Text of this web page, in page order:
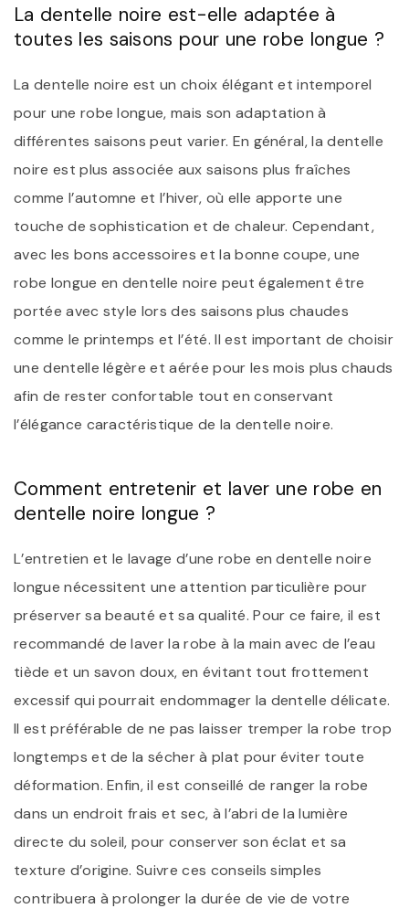
La dentelle noire est-elle adaptée à
toutes les saisons pour une robe longue ?
La dentelle noire est un choix élégant et intemporel
pour une robe longue, mais son adaptation à
différentes saisons peut varier. En général, la dentelle
noire est plus associée aux saisons plus fraîches
comme l’automne et l’hiver, où elle apporte une
touche de sophistication et de chaleur. Cependant,
avec les bons accessoires et la bonne coupe, une
robe longue en dentelle noire peut également être
portée avec style lors des saisons plus chaudes
comme le printemps et l’été. Il est important de choisir
une dentelle légère et aérée pour les mois plus chauds
afin de rester confortable tout en conservant
l’élégance caractéristique de la dentelle noire.
Comment entretenir et laver une robe en
dentelle noire longue ?
L’entretien et le lavage d’une robe en dentelle noire
longue nécessitent une attention particulière pour
préserver sa beauté et sa qualité. Pour ce faire, il est
recommandé de laver la robe à la main avec de l’eau
tiède et un savon doux, en évitant tout frottement
excessif qui pourrait endommager la dentelle délicate.
Il est préférable de ne pas laisser tremper la robe trop
longtemps et de la sécher à plat pour éviter toute
déformation. Enfin, il est conseillé de ranger la robe
dans un endroit frais et sec, à l’abri de la lumière
directe du soleil, pour conserver son éclat et sa
texture d’origine. Suivre ces conseils simples
contribuera à prolonger la durée de vie de votre